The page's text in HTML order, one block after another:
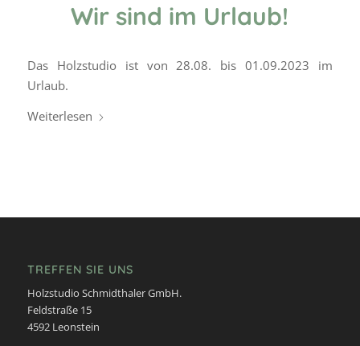
Wir sind im Urlaub!
Das Holzstudio ist von 28.08. bis 01.09.2023 im
Urlaub.
Weiterlesen
TREFFEN SIE UNS
Holzstudio Schmidthaler GmbH.
Feldstraße 15
4592 Leonstein